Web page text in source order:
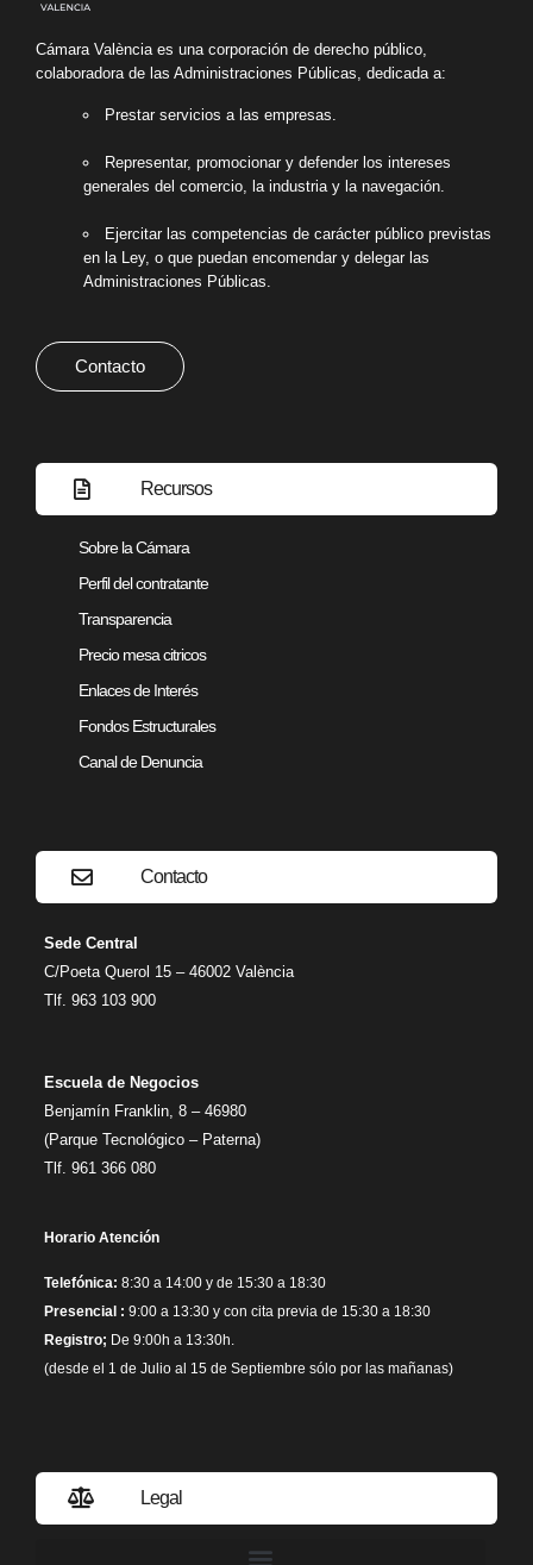
Cámara València es una corporación de derecho público,
colaboradora de las Administraciones Públicas, dedicada a:
Prestar servicios a las empresas.
Representar, promocionar y defender los intereses
generales del comercio, la industria y la navegación.
Ejercitar las competencias de carácter público previstas
en la Ley, o que puedan encomendar y delegar las
Administraciones Públicas.
Contacto
Recursos
Sobre la Cámara
Perfil del contratante
Transparencia
Precio mesa citricos
Enlaces de Interés
Fondos Estructurales
Canal de Denuncia
Contacto
Sede Central
C/Poeta Querol 15 – 46002 València
Tlf. 963 103 900
Escuela de Negocios
Benjamín Franklin, 8 – 46980
(Parque Tecnológico – Paterna)
Tlf. 961 366 080
Horario Atención
Telefónica: 8:30 a 14:00 y de 15:30 a 18:30
Presencial : 9:00 a 13:30 y con cita previa de 15:30 a 18:30
Registro; De 9:00h a 13:30h.
(desde el 1 de Julio al 15 de Septiembre sólo por las mañanas)
Legal